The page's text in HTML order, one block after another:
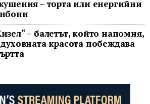
– торта или енергийни
– балетът, който напомня,
красота побеждава